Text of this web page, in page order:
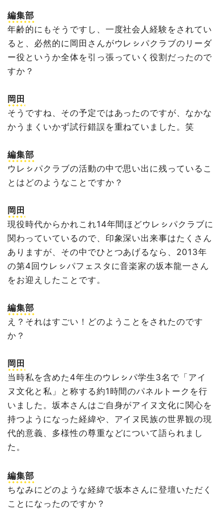
編集部
年齢的にもそうですし、一度社会人経験をされてい
ると、必然的に岡田さんがウレㇱパクラブのリーダ
ー役というか全体を引っ張っていく役割だったので
すか？
岡田
そうですね、その予定ではあったのですが、なかな
かうまくいかず試行錯誤を重ねていました。笑
編集部
ウレㇱパクラブの活動の中で思い出に残っているこ
とはどのようなことですか？
岡田
現役時代からかれこれ14年間ほどウレㇱパクラブに
関わっていているので、印象深い出来事はたくさん
ありますが、その中でひとつあげるなら、2013年
の第4回ウレㇱパフェスタに音楽家の坂本龍一さん
をお迎えしたことです。
編集部
え？それはすごい！どのようことをされたのです
か？
岡田
当時私を含めた4年生のウレㇱパ学生3名で「アイ
ヌ文化と私」と称する約1時間のパネルトークを行
いました。坂本さんはご自身がアイヌ文化に関心を
持つようになった経緯や、アイヌ民族の世界観の現
代的意義、多様性の尊重などについて語られまし
た。
編集部
ちなみにどのような経緯で坂本さんに登壇いただく
ことになったのですか？